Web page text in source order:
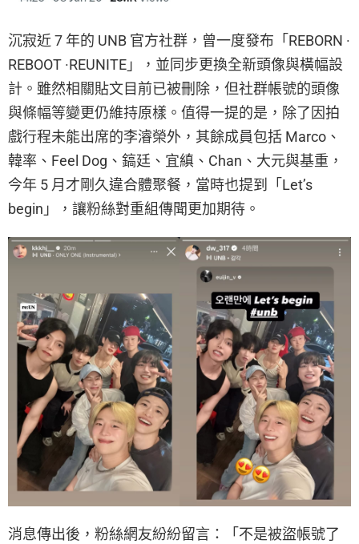
沉寂近 7 年的 UNB 官方社群，曾一度發布「REBORN ·
REBOOT ·REUNITE」，並同步更換全新頭像與橫幅設
計。雖然相關貼文目前已被刪除，但社群帳號的頭像
與條幅等變更仍維持原樣。值得一提的是，除了因拍
戲行程未能出席的李濬榮外，其餘成員包括 Marco、
韓率、Feel Dog、鎬廷、宜縝、Chan、大元與基重，
今年 5 月才剛久違合體聚餐，當時也提到「Let’s
begin」，讓粉絲對重組傳聞更加期待。
消息傳出後，粉絲網友紛紛留言：「不是被盜帳號了